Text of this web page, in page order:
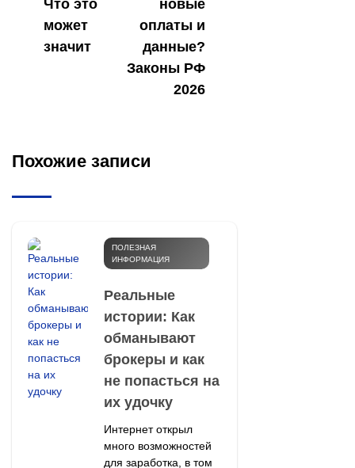
Что это
может
значит
новые
оплаты и
данные?
Законы РФ
2026
Похожие записи
ПОЛЕЗНАЯ
ИНФОРМАЦИЯ
Реальные
истории: Как
обманывают
брокеры и как
не попасться на
их удочку
Интернет открыл
много возможностей
для заработка, в том